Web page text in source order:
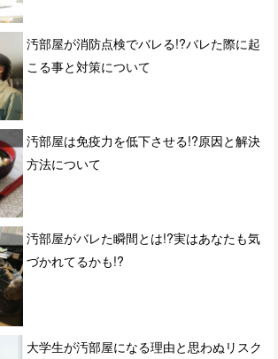
汚部屋が消防点検でバレる!?バレた際に起
こる事と対策について
汚部屋は免疫力を低下させる!?原因と解決
方法について
汚部屋がバレた瞬間とは!?実はあなたも気
づかれてるかも!?
大学生が汚部屋になる理由と思わぬリスク